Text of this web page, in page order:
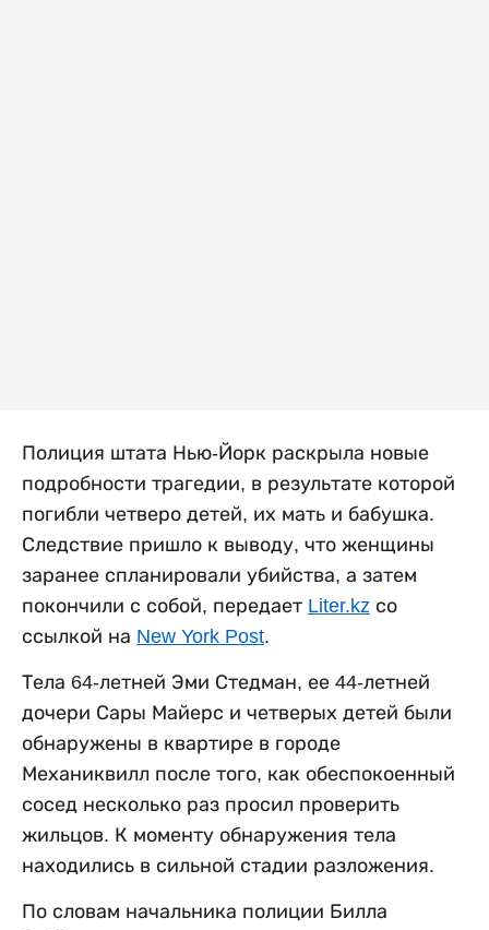
Полиция штата Нью-Йорк раскрыла новые
подробности трагедии, в результате которой
погибли четверо детей, их мать и бабушка.
Следствие пришло к выводу, что женщины
заранее спланировали убийства, а затем
покончили с собой, передает Liter.kz со
ссылкой на New York Post.
Тела 64-летней Эми Стедман, ее 44-летней
дочери Сары Майерс и четверых детей были
обнаружены в квартире в городе
Механиквилл после того, как обеспокоенный
сосед несколько раз просил проверить
жильцов. К моменту обнаружения тела
находились в сильной стадии разложения.
По словам начальника полиции Билла